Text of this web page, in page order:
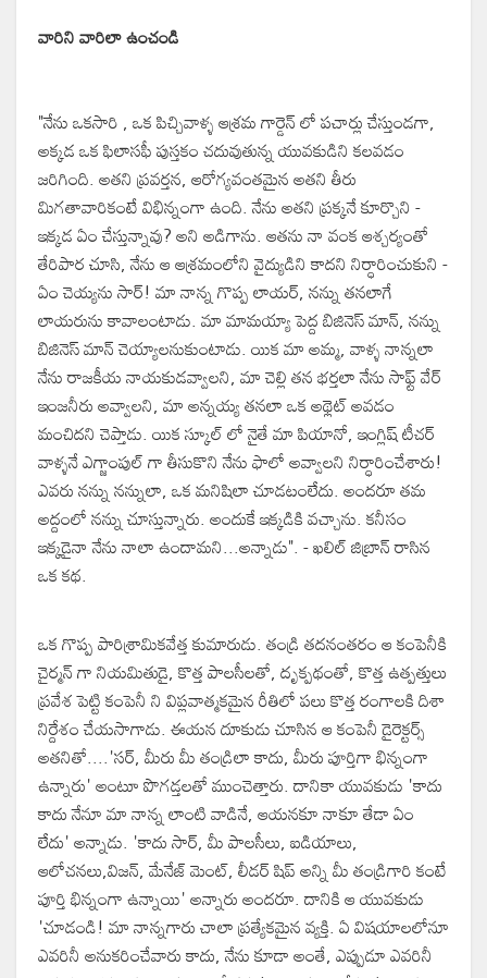
వారిని వారిలా ఉంచండి
"నేను ఒకసారి , ఒక పిచ్చివాళ్ళ ఆశ్రమ గార్డెన్ లో పచార్లు చేస్తుండగా,
అక్కడ ఒక ఫిలాసఫీ పుస్తకం చదువుతున్న యువకుడిని కలవడం
జరిగింది. అతని ప్రవర్తన, ఆరోగ్యవంతమైన అతని తీరు
మిగతావారికంటే విభిన్నంగా ఉంది. నేను అతని ప్రక్కనే కూర్చొని -
ఇక్కడ ఏం చేస్తున్నావు? అని అడిగాను. ఆతను నా వంక ఆశ్చర్యంతో
తేరిపార చూసి, నేను ఆ ఆశ్రమంలోని వైద్యుడిని కాదని నిర్ధారించుకుని -
ఏం చెయ్యను సార్! మా నాన్న గొప్ప లాయర్, నన్ను తనలాగే
లాయరును కావాలంటాడు. మా మామయ్యా పెద్ద బిజినెస్ మాన్, నన్ను
బిజినెస్ మాన్ చెయ్యాలనుకుంటాడు. యిక మా అమ్మ, వాళ్ళ నాన్నలా
నేను రాజకీయ నాయకుడవ్వాలని, మా చెల్లి తన భర్తలా నేను సాఫ్ట్ వేర్
ఇంజనీరు అవ్వాలని, మా అన్నయ్య తనలా ఒక అథ్లెట్ అవడం
మంచిదని చెప్తాడు. యిక స్కూల్ లో నైతే మా పియానో, ఇంగ్లిష్ టీచర్
వాళ్ళనే ఎగ్జాంపుల్ గా తీసుకొని నేను ఫాలో అవ్వాలని నిర్ధారించేశారు!
ఎవరు నన్ను నన్నులా, ఒక మనిషిలా చూడటంలేదు. అందరూ తమ
అద్దంలో నన్ను చూస్తున్నారు. అందుకే ఇక్కడికి వచ్చాను. కనీసం
ఇక్కడైనా నేను నాలా ఉందామని...అన్నాడు". - ఖలిల్ జిబ్రాన్ రాసిన
ఒక కథ.
ఒక గొప్ప పారిశ్రామికవేత్త కుమారుడు. తండ్రి తదనంతరం ఆ కంపెనీకి
చైర్మన్ గా నియమితుడై, కొత్త పాలసీలతో, దృక్పథంతో, కొత్త ఉత్పత్తులు
ప్రవేశ పెట్టి కంపెనీ ని విప్లవాత్మకమైన రీతిలో పలు కొత్త రంగాలకి దిశా
నిర్దేశం చేయసాగాడు. ఈయన దూకుడు చూసిన ఆ కంపెనీ డైరెక్టర్స్
అతనితో....'సర్, మీరు మీ తండ్రిలా కాదు, మీరు పూర్తిగా భిన్నంగా
ఉన్నారు' అంటూ పొగడ్తలతో ముంచెత్తారు. దానికా యువకుడు 'కాదు
కాదు నేనూ మా నాన్న లాంటి వాడినే, ఆయనకూ నాకూ తేడా ఏం
లేదు' అన్నాడు. 'కాదు సార్, మీ పాలసీలు, ఐడియాలు,
ఆలోచనలు,విజన్, మేనేజ్ మెంట్, లీడర్ షిప్ అన్ని మీ తండ్రిగారి కంటే
పూర్తి భిన్నంగా ఉన్నాయి' అన్నారు అందరూ. దానికి ఆ యువకుడు
'చూడండి! మా నాన్నగారు చాలా ప్రత్యేకమైన వ్యక్తి. ఏ విషయాలలోనూ
ఎవరినీ అనుకరించేవారు కాదు, నేను కూడా అంతే, ఎప్పుడూ ఎవరినీ